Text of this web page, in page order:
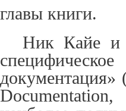
главы книги.
Ник Кайе и
документация»